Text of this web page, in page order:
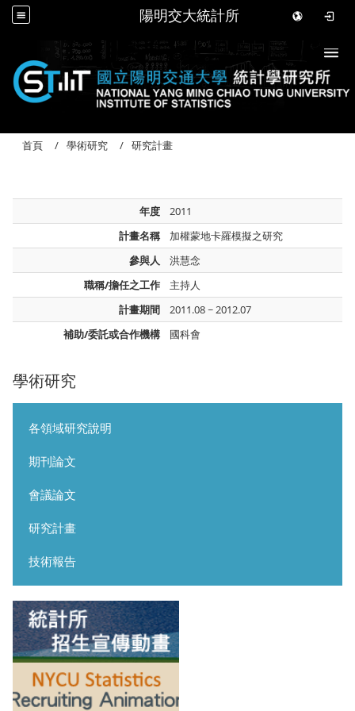
陽明交大統計所
學術研究
各領域研究說明
期刊論文
會議論文
研究計畫
技術報告
首頁 學術研究 研究計畫
年度
2011
計畫名稱
加權蒙地卡羅模擬之研究
參與人
洪慧念
職稱/擔任之工作
主持人
計畫期間
2011.08 ~ 2012.07
補助/委託或合作機構
國科會